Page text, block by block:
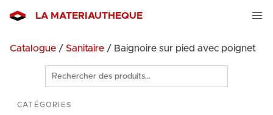
LA MATERIAUTHEQUE
Catalogue / Sanitaire / Baignoire sur pied avec poignet
Rechercher
des
produits
CATÉGORIES